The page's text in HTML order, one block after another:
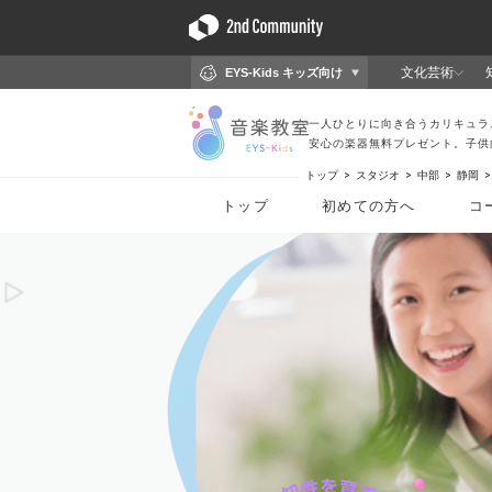
トップ スタジオ 中部 静岡